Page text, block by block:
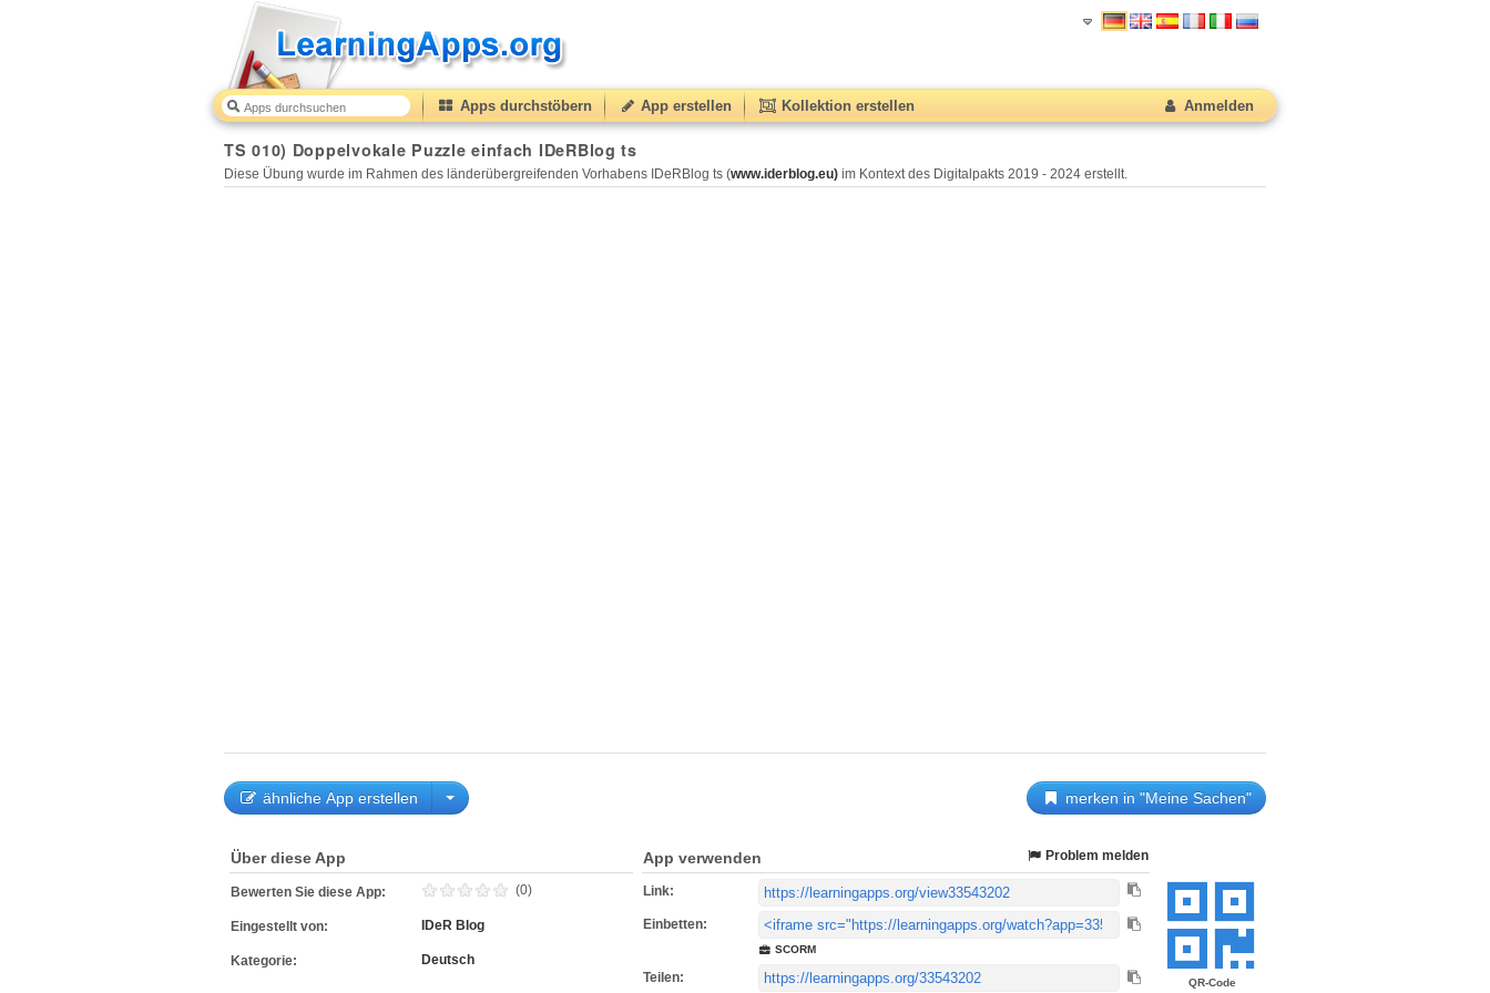
Apps durchstöbern App erstellen Kollektion erstellen Anmelden
TS 010) Doppelvokale Puzzle einfach IDeRBlog ts
Diese Übung wurde im Rahmen des länderübergreifenden Vorhabens IDeRBlog ts (www.iderblog.eu) im Kontext des Digitalpakts 2019 - 2024 erstellt.
ähnliche App erstellen merken in "Meine Sachen"
QR-Code
Über diese App
Bewerten Sie diese App: (0)
Eingestellt von: IDeR Blog
Kategorie: Deutsch
App verwenden Problem melden
Link:
Einbetten:
SCORM
Teilen: